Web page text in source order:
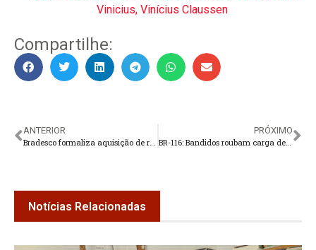
Vinicius, Vinícius Claussen
Compartilhe:
ANTERIOR
Bradesco formaliza aquisição de radar meteorológico para Petrópolis
PRÓXIMO
BR-116: Bandidos roubam carga de empresa de Teresópolis
Notícias Relacionadas